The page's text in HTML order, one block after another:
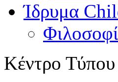
Ίδρυμα
Κέντρο Τύπου